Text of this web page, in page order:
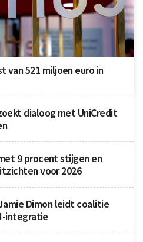
van 521 miljoen euro in
dialoog met UniCredit
9 procent stijgen en
voor 2026
Dimon leidt coalitie
integratie